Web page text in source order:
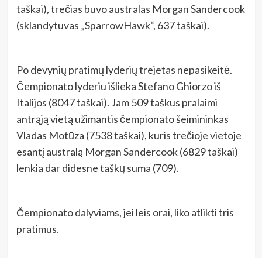
taškai), trečias buvo australas Morgan Sandercook
(sklandytuvas „SparrowHawk“, 637 taškai).
Po devynių pratimų lyderių trejetas nepasikeitė.
Čempionato lyderiu išlieka Stefano Ghiorzo iš
Italijos (8047 taškai). Jam 509 taškus pralaimi
antrąją vietą užimantis čempionato šeimininkas
Vladas Motūza (7538 taškai), kuris trečioje vietoje
esantį australą Morgan Sandercook (6829 taškai)
lenkia dar didesne taškų suma (709).
Čempionato dalyviams, jei leis orai, liko atlikti tris
pratimus.